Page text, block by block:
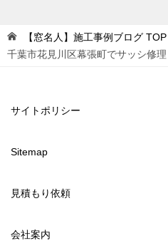
【窓名人】施工事例ブログ TOP
千葉市花見川区幕張町でサッシ修理
サイトポリシー
Sitemap
見積もり依頼
会社案内